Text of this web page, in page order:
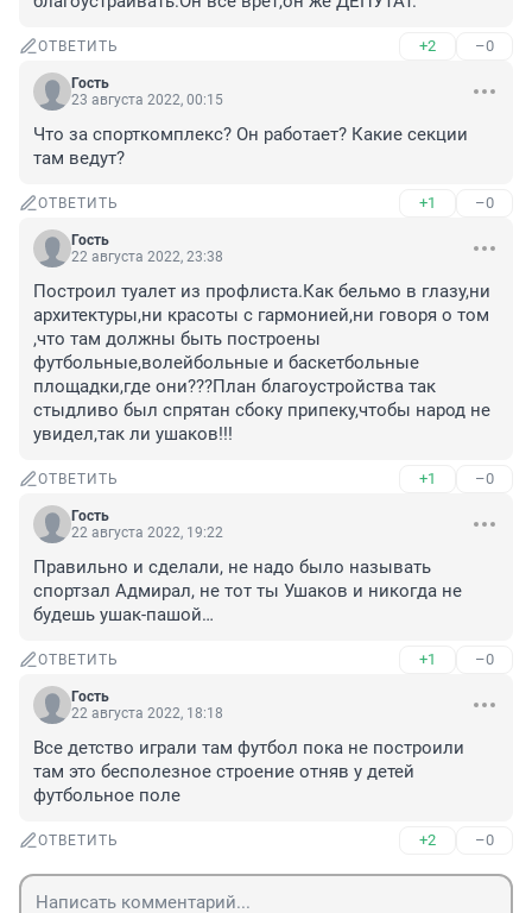
ОТВЕТИТЬ +2 –0
Гость
23 августа 2022, 00:15
Что за спорткомплекс? Он работает? Какие секции
там ведут?
ОТВЕТИТЬ +1 –0
Гость
22 августа 2022, 23:38
Построил туалет из профлиста.Как бельмо в глазу,ни
архитектуры,ни красоты с гармонией,ни говоря о том
,что там должны быть построены
футбольные,волейбольные и баскетбольные
площадки,где они???План благоустройства так
стыдливо был спрятан сбоку припеку,чтобы народ не
увидел,так ли ушаков!!!
ОТВЕТИТЬ +1 –0
Гость
22 августа 2022, 19:22
Правильно и сделали, не надо было называть
спортзал Адмирал, не тот ты Ушаков и никогда не
будешь ушак-пашой…
ОТВЕТИТЬ +1 –0
Гость
22 августа 2022, 18:18
Все детство играли там футбол пока не построили
там это бесполезное строение отняв у детей
футбольное поле
ОТВЕТИТЬ +2 –0